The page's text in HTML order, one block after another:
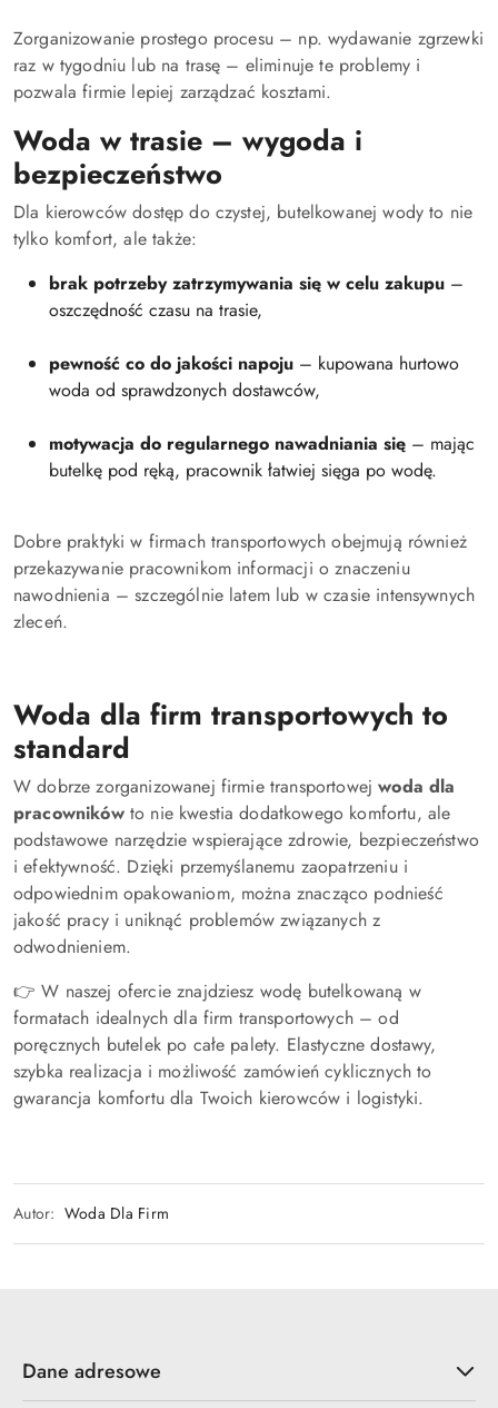
Zorganizowanie prostego procesu – np. wydawanie zgrzewki
raz w tygodniu lub na trasę – eliminuje te problemy i
pozwala firmie lepiej zarządzać kosztami.
Woda w trasie – wygoda i
bezpieczeństwo
Dla kierowców dostęp do czystej, butelkowanej wody to nie
tylko komfort, ale także:
brak potrzeby zatrzymywania się w celu zakupu –
oszczędność czasu na trasie,
pewność co do jakości napoju – kupowana hurtowo
woda od sprawdzonych dostawców,
motywacja do regularnego nawadniania się – mając
butelkę pod ręką, pracownik łatwiej sięga po wodę.
Dobre praktyki w firmach transportowych obejmują również
przekazywanie pracownikom informacji o znaczeniu
nawodnienia – szczególnie latem lub w czasie intensywnych
zleceń.
Woda dla firm transportowych to
standard
W dobrze zorganizowanej firmie transportowejwoda dla
pracownikówto nie kwestia dodatkowego komfortu, ale
podstawowe narzędzie wspierające zdrowie, bezpieczeństwo
i efektywność. Dzięki przemyślanemu zaopatrzeniu i
odpowiednim opakowaniom, można znacząco podnieść
jakość pracy i uniknąć problemów związanych z
odwodnieniem.
👉 W naszej ofercie znajdziesz wodę butelkowaną w
formatach idealnych dla firm transportowych – od
poręcznych butelek po całe palety. Elastyczne dostawy,
szybka realizacja i możliwość zamówień cyklicznych to
gwarancja komfortu dla Twoich kierowców i logistyki.
Autor: Woda Dla Firm
Dane adresowe